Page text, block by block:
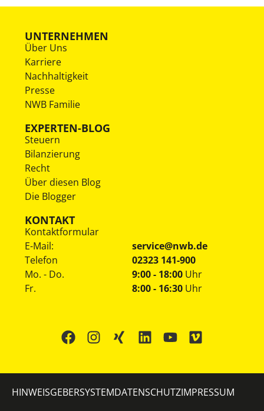
UNTERNEHMEN
Über Uns
Karriere
Nachhaltigkeit
Presse
NWB Familie
EXPERTEN-BLOG
Steuern
Bilanzierung
Recht
Über diesen Blog
Die Blogger
KONTAKT
Kontaktformular
E-Mail:
service@nwb.de
Telefon
02323 141-900
Mo. - Do.
Fr.
9:00 - 18:00 Uhr
8:00 - 16:30 Uhr
HINWEISGEBERSYSTEMDATENSCHUTZIMPRESSUM